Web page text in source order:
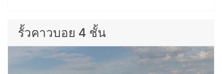
รั้วคาวบอย 4 ชั้น